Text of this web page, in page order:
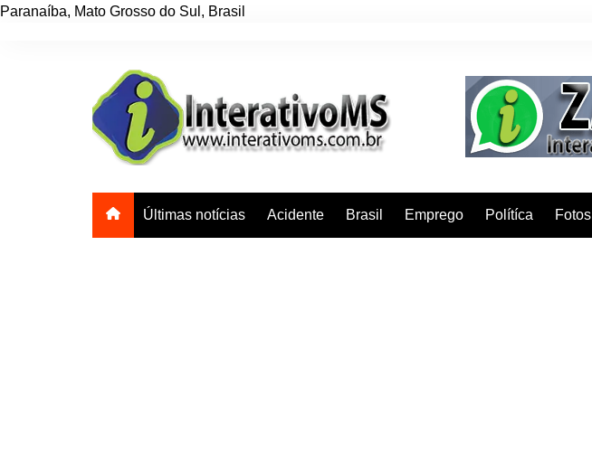
Paranaíba, Mato Grosso do Sul , Brasil
Últimas notícias Acidente Brasil Emprego Polítíca Fotos